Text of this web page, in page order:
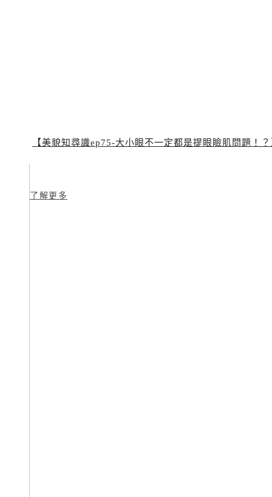
【美貌知尋識ep75-大小眼不一定都是提眼瞼肌問題！
了解更多